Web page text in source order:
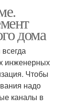
дома
инженерных
Чтобы
надо
каналы в